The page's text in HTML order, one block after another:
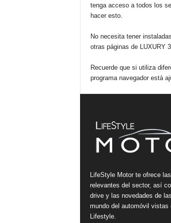
tenga acceso a todos los
hacer esto.
No necesita tener
otras páginas de LUXURY
Recuerde que si utiliza
programa navegador está
LifeStyle Motor te ofrece
relevantes del sector, así
drive y las novedades de
mundo del automóvil vistas
Lifestyle.